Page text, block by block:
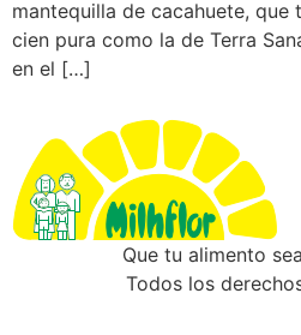
mantequilla de cacahuete, que
cien pura como la de Terra
en el […]
Que tu alimento
Todos los